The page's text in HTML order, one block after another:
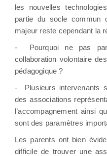
les nouvelles
partie du socle commun
majeur reste cependant la
-
Pourquoi ne pas
collaboration volontaire
pédagogique ?
-
Plusieurs intervenants
des associations
l’accompagnement ainsi
sont des paramètres
Les parents ont bien
difficile de trouver une